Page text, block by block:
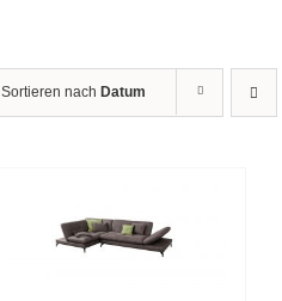
Sortieren nach Datum